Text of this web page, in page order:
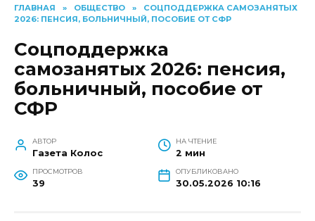
ГЛАВНАЯ » ОБЩЕСТВО »
СОЦПОДДЕРЖКА САМОЗАНЯТЫХ
2026: ПЕНСИЯ, БОЛЬНИЧНЫЙ, ПОСОБИЕ ОТ СФР
Соцподдержка
самозанятых 2026: пенсия,
больничный, пособие от
СФР
АВТОР
Газета Колос
НА ЧТЕНИЕ
2 мин
ПРОСМОТРОВ
39
ОПУБЛИКОВАНО
30.05.2026 10:16